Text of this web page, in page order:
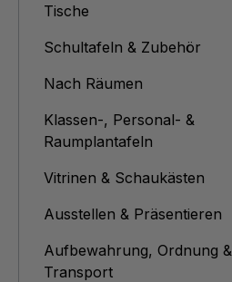
Tische
Schultafeln & Zubehör
Nach Räumen
Klassen-, Personal- &
Raumplantafeln
Vitrinen & Schaukästen
Ausstellen & Präsentieren
Aufbewahrung, Ordnung &
Transport